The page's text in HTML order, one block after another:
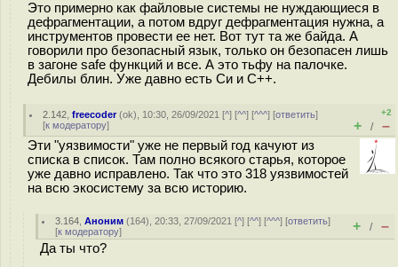
Это примерно как файловые системы не нуждающиеся в
дефрагментации, а потом вдруг дефрагментация нужна, а
инструментов провести ее нет. Вот тут та же байда. А
говорили про безопасный язык, только он безопасен лишь
в загоне safe функций и все. А это тьфу на палочке.
Дебилы блин. Уже давно есть Си и С++.
2.142 ,freecoder(ok), 10:30, 26/09/2021 [^] [^^] [^^^] [ответить]
[к модератору]
+2
+ / –
Эти "уязвимости" уже не первый год качуют из
списка в список. Там полно всякого старья, которое
уже давно исправлено. Так что это 318 уязвимостей
на всю экосистему за всю историю.
3.164 ,Аноним (164), 20:33, 27/09/2021 [^] [^^] [^^^] [ответить]
[к модератору] + / –
Да ты что?